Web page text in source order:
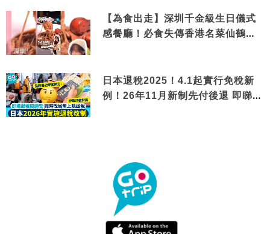
【為食出走】深圳千金級生日儀式
感餐廳！必食失傳香港名菜仙鶴神
日本退稅2025！4.1起實行免稅新
例！26年11月新制先付後退 即睇步